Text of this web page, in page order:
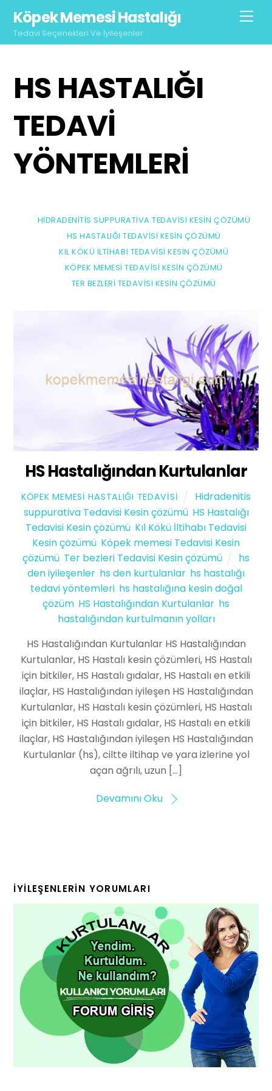
content
Köpek Memesi Hastalığı
Tedavi Seçenekleri Ve İyileşenler
HS HASTALIĞI
TEDAVI
YÖNTEMLERI
HIDRADENITIS SUPPURATIVA TEDAVISI KESIN ÇÖZÜMÜ
HS HASTALIĞI TEDAVISI KESIN ÇÖZÜMÜ
KIL KÖKÜ İLTIHABI TEDAVISI KESIN ÇÖZÜMÜ
KÖPEK MEMESI TEDAVISI KESIN ÇÖZÜMÜ
TER BEZLERI TEDAVISI KESIN ÇÖZÜMÜ
HS Hastalığından Kurtulanlar
KÖPEK MEMESI HASTALIĞI TEDAVISI
Hidradenitis
suppurativa Tedavisi Kesin çözümü, HS Hastalığı
Tedavisi Kesin çözümü Kıl Kökü İltihabı Tedavisi
Kesin çözümü Köpek memesi Tedavisi Kesin
çözümü, Ter bezleri Tedavisi Kesin çözümü
hs
den iyileşenler hs den kurtulanlar hs hastalığı
tedavi yöntemleri, hs hastalığına kesin doğal
çözüm HS Hastalığından Kurtulanlar hs
hastalığından kurtulmanın yolları
HS Hastalığından Kurtulanlar HS Hastalığından
Kurtulanlar, HS Hastalı kesin çözümleri, HS Hastalı
için bitkiler, HS Hastalı gıdalar, HS Hastalı en etkili
ilaçlar, HS Hastalığından iyileşen HS Hastalığından
Kurtulanlar, HS Hastalı kesin çözümleri, HS Hastalı
için bitkiler, HS Hastalı gıdalar, HS Hastalı en etkili
ilaçlar, HS Hastalığından iyileşen HS Hastalığından
Kurtulanlar (hs), ciltte iltihap ve yara izlerine yol
açan ağrılı, uzun […]
Devamını Oku
İYILEŞENLERIN YORUMLARI